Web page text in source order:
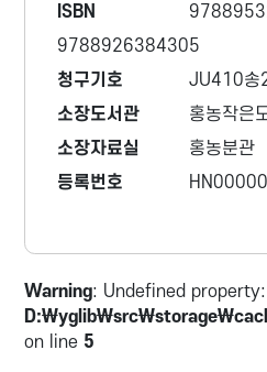
ISBN
9788926384305
청구기호
JU410송
소장도서관
홍농작은
소장자료실
홍농분관
등록번호
Warning: Undefined
on line 5